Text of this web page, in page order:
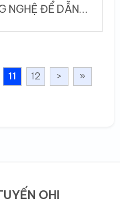
NGHỆ ĐỂ DẪN
11 12 > »
OHI